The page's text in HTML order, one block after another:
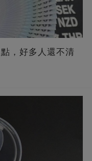
，好多人還不清